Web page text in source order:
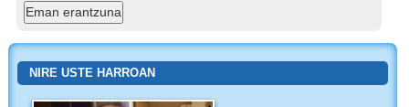
NIRE USTE HARROAN